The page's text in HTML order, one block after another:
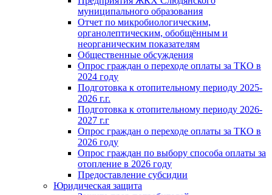
муниципального образования
Отчет по микробиологическим,
органолептическим, обобщённым и
неорганическим показателям
Общественные обсуждения
Опрос граждан о переходе оплаты за ТКО в
2024 году
Подготовка к отопительному периоду 2025-
2026 г.г.
Подготовка к отопительному периоду 2026-
2027 г.г
Опрос граждан о переходе оплаты за ТКО в
2026 году
Опрос граждан по выбору способа оплаты за
отопление в 2026 году
Предоставление субсидии
Юридическая защита